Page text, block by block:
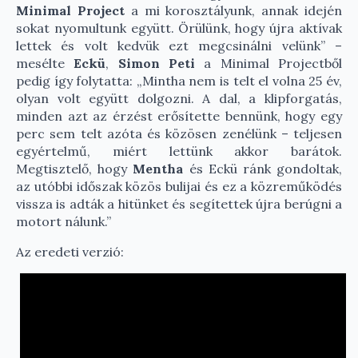
Minimal Projecta mi korosztályunk, annak idején
sokat nyomultunk együtt. Örülünk, hogy újra aktívak
lettek és volt kedvük ezt megcsinálni velünk” –
mesélteEckü, Simon Peti a Minimal Projectből
pedig így folytatta: „Mintha nem is telt el volna 25 év,
olyan volt együtt dolgozni. A dal, a klipforgatás,
minden azt az érzést erősítette bennünk, hogy egy
perc sem telt azóta és közösen zenélünk – teljesen
egyértelmű, miért lettünk akkor barátok.
Megtisztelő, hogy Mentha és Eckü ránk gondoltak,
az utóbbi időszak közös bulijai és ez a közreműködés
vissza is adták a hitünket és segítettek újra berúgni a
motort nálunk.”
Az eredeti verzió: